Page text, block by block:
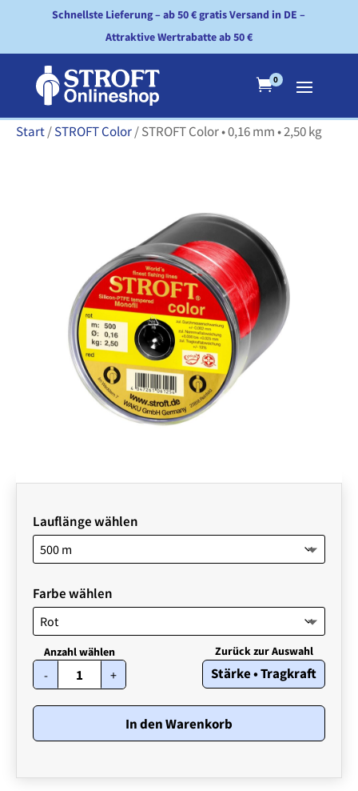
Schnellste Lieferung – ab 50 € gratis Versand in DE –
Attraktive Wertrabatte ab 50 €
0
Start/STROFT Color/ STROFT Color • 0,16 mm • 2,50 kg
Lauflänge wählen
Farbe wählen
- STROFT
Color
•
0,16
Menge
+ Stärke • Tragkraft
In den Warenkorb